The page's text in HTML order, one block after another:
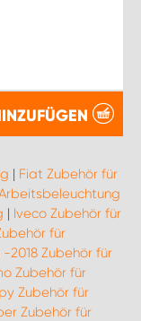
| Fiat Zubehör für
| Iveco Zubehör für
für
2018 Zubehör für
Zubehör für
Zubehör für
Zubehör für